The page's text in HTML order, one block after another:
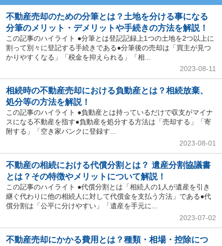
不動産売却のための分筆とは？土地を分ける事になる
分筆のメリット・デメリットや手続きの方法を解説！
この記事のハイライト ●分筆とは登記記録上1つの土地を2つ以上に
割って別々に登記する手続きである●分筆後の売却は「買主が見つ
かりやすくなる」「税金を抑えられる」「相...
2023-08-11
相続時の不動産売却における負動産とは？相続放棄、
処分等の方法を解説！
この記事のハイライト ●負動産とは持っているだけで収支がマイナ
スになる不動産を指す●負動産を処分する方法は「売却する」「寄
附する」「空き家バンクに登録す...
2023-08-01
不動産の相続における代償分割とは？ 遺産分割協議書
とは？その特徴やメリットについて解説！
この記事のハイライト ●代償分割とは「相続人の1人が遺産を引き
継ぐ代わりに他の相続人に対して代償金を支払う方法」である●代
償分割は「公平に分けやすい」「遺産を手元に...
2023-07-02
不動産売却にかかる費用とは？種類・相場・控除につ